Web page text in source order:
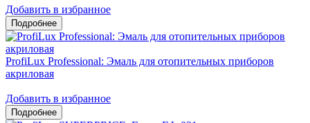
Добавить в избранное
ProfiLux Professional: Эмаль для отопительных приборов
акриловая
Добавить в избранное